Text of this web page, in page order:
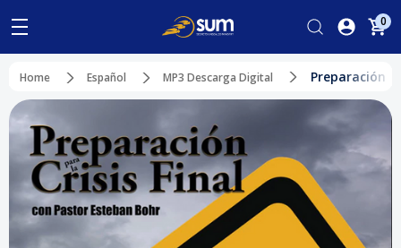
0
Home Español MP3 Descarga Digital Preparación